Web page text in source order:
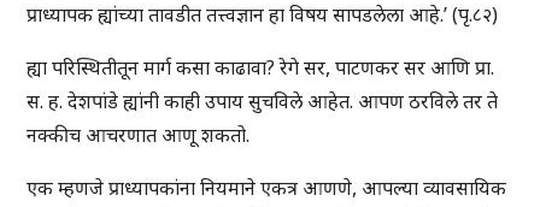
प्राध्यापक ह्यांच्या तावडीत तत्त्वज्ञान हा विषय सापडलेला आहे.’ (पृ.८२)
ह्या परिस्थितीतून मार्ग कसा काढावा? रेगे सर, पाटणकर सर आणि प्रा.
स. ह. देशपांडे ह्यांनी काही उपाय सुचविले आहेत. आपण ठरविले तर ते
नक्कीच आचरणात आणू शकतो.
एक म्हणजे प्राध्यापकांना नियमाने एकत्र आणणे, आपल्या व्यावसायिक